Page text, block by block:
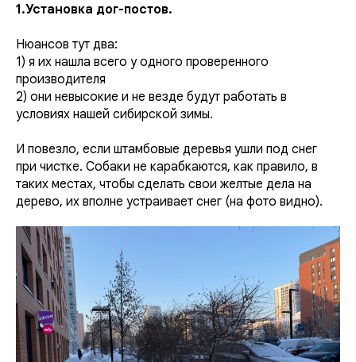
1.Установка дог-постов.
Нюансов тут два:
1) я их нашла всего у одного проверенного
производителя
2) они невысокие и не везде будут работать в
условиях нашей сибирской зимы.
И повезло, если штамбовые деревья ушли под снег
при чистке. Собаки не карабкаются, как правило, в
таких местах, чтобы сделать свои желтые дела на
дерево, их вполне устраивает снег (на фото видно).